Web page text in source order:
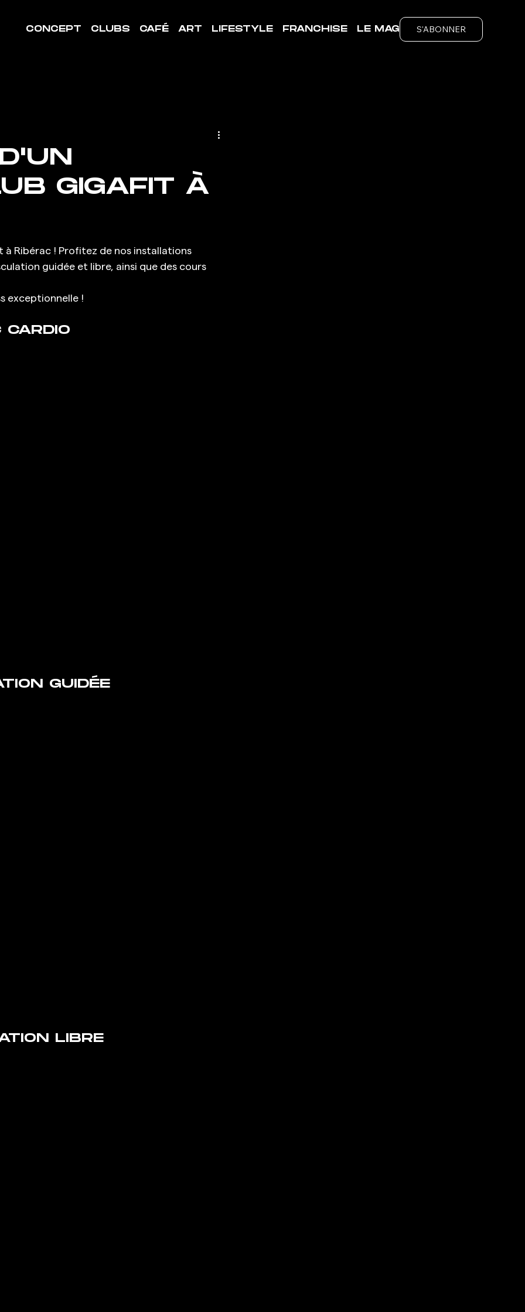
CONCEPT CLUBS CAFÉ ART LIFESTYLE FRANCHISE LE MAG S'ABONNER
GIGAFIT À
Ribérac ! Profitez de nos installations
guidée et libre, ainsi que des cours
exceptionnelle !
CARDIO
GUIDÉE
LIBRE